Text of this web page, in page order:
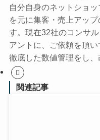
自分自身のネットショ
を元に集客・売上アッ
す。現在32社のコンサ
アントに、ご依頼を頂い
徹底した数値管理をし、
関連記事